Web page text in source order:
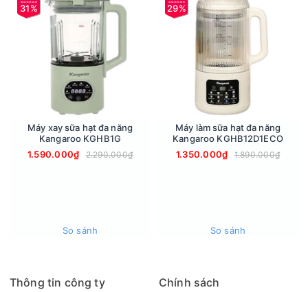
- 8 chương trình xay nấu cài đặt sẵn bao gồm: sữa lắc, sữa
hạt, nấu súp, ngũ cốc, hầm, cháo, đồ uống nhanh, nước hoa
quả. Bạn có thể nấu được nhiều món ngon cho gia đình mình
dựa vào danh sách này.
- Nhờ được trang bị chức năng tự động làm sạch cối và khử
trùng tiện lợi, chỉ với thao tác chạm nút giúp máy làm sữa hạt
Kangaroo luôn sạch sẽ sau mỗi lần sử dụng, bạn có thể nấu
ngay món khác mà không cần tự tay vệ sinh.
31%
Máy xay sữa hạt đa năng
Kangaroo KGHB1G
1.590.000₫
2.290.000₫
So sánh
29%
Máy làm sữa hạt đa năng
Kangaroo KGHB12D1ECO
1.350.000₫
1.890.000₫
So sánh
Thông tin công ty Chính sách